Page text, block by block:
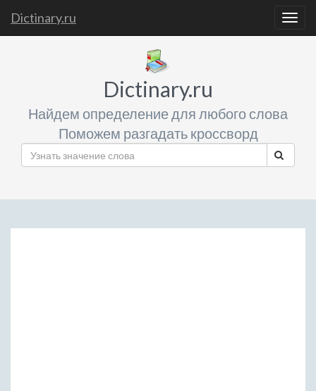
Dictinary.ru
Dictinary.ru
Найдем определение для любого слова
Поможем разгадать кроссворд